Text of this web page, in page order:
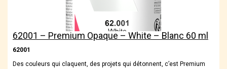
62001 – Premium Opaque – White – Blanc 60 ml
62001
Des couleurs qui claquent, des projets qui détonnent, c’est Premium